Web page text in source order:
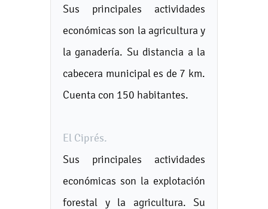
Sus principales actividades
económicas son la agricultura y
la ganadería. Su distancia a la
cabecera municipal es de 7 km.
Cuenta con 150 habitantes.
El Ciprés.
Sus principales actividades
económicas son la explotación
forestal y la agricultura. Su